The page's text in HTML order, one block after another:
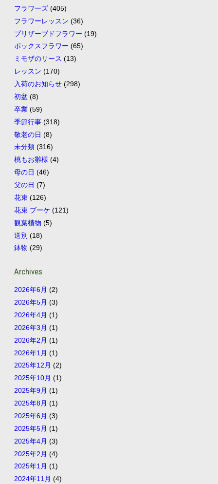
フラワーズ(405)
フラワーレッスン (36)
プリザーブドフラワー (19)
ボックスフラワー (65)
ミモザのリース (13)
レッスン (170)
入荷のお知らせ(298)
初盆 (8)
卒業(59)
季節行事(318)
敬老の日 (8)
未分類(316)
桃もお雛様 (4)
母の日 (46)
父の日 (7)
花束(126)
花束 ブーケ (121)
観葉植物 (5)
送別 (18)
鉢物 (29)
Archives
2026年6月 (2)
2026年5月 (3)
2026年4月 (1)
2026年3月 (1)
2026年2月 (1)
2026年1月 (1)
2025年12月 (2)
2025年10月 (1)
2025年9月 (1)
2025年8月 (1)
2025年6月 (3)
2025年5月 (1)
2025年4月 (3)
2025年2月 (4)
2025年1月 (1)
2024年11月 (4)